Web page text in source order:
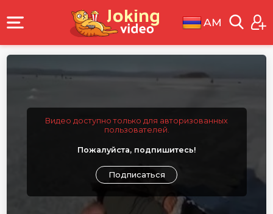
AM
Видео доступно только для авторизованных
пользователей.
Пожалуйста, подпишитесь!
Подписаться